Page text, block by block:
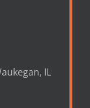
IL